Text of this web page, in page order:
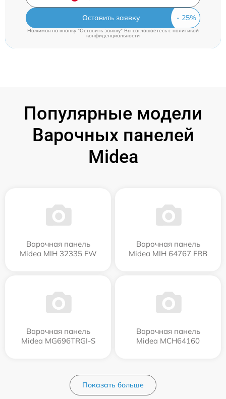
Оставить заявку
Нажимая на кнопку "Оставить заявку" Вы соглашаетесь cполитикой
конфиденциальности
Популярные модели
Варочных панелей
Midea
Варочная панель
Midea MIH 32335 FW
Варочная панель
Midea MIH 64767 FRB
Варочная панель
Midea MG696TRGI-S
Варочная панель
Midea MCH64160
Показать больше